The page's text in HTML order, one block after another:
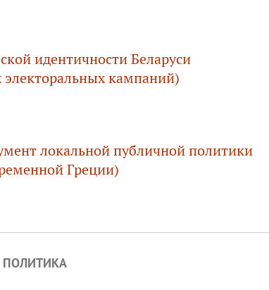
идентичности Беларуси
кампаний)
локальной публичной политики
Греции)